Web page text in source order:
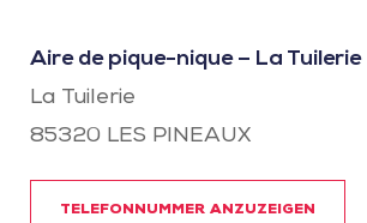
Aire de pique-nique – La Tuilerie
La Tuilerie
85320 LES PINEAUX
TELEFONNUMMER ANZUZEIGEN